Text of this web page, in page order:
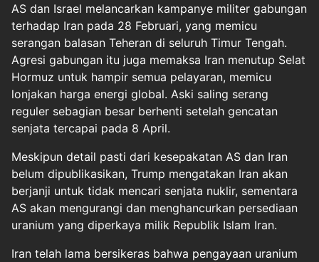
AS dan Israel melancarkan kampanye militer gabungan
terhadap Iran pada 28 Februari, yang memicu
serangan balasan Teheran di seluruh Timur Tengah.
Agresi gabungan itu juga memaksa Iran menutup Selat
Hormuz untuk hampir semua pelayaran, memicu
lonjakan harga energi global. Aski saling serang
reguler sebagian besar berhenti setelah gencatan
senjata tercapai pada 8 April.
Meskipun detail pasti dari kesepakatan AS dan Iran
belum dipublikasikan, Trump mengatakan Iran akan
berjanji untuk tidak mencari senjata nuklir, sementara
AS akan mengurangi dan menghancurkan persediaan
uranium yang diperkaya milik Republik Islam Iran.
Iran telah lama bersikeras bahwa pengayaan uranium